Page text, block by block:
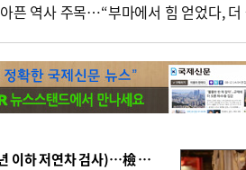
픈 역사 주목…“부마에서 힘 얻었다, 더
■ 검사 신분 버리고 직급하향(10년 이하 저연차 검사)…檢 중수청행 기피